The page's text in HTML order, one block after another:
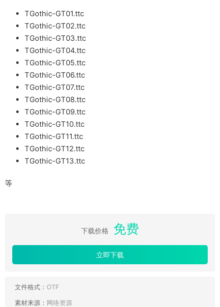
TGothic-GT01.ttc
TGothic-GT02.ttc
TGothic-GT03.ttc
TGothic-GT04.ttc
TGothic-GT05.ttc
TGothic-GT06.ttc
TGothic-GT07.ttc
TGothic-GT08.ttc
TGothic-GT09.ttc
TGothic-GT10.ttc
TGothic-GT11.ttc
TGothic-GT12.ttc
TGothic-GT13.ttc
等
下载价格 免费
立即下载
文件格式： OTF
素材来源： 网络资源